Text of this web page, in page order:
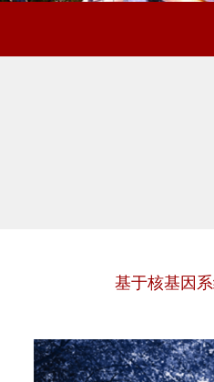
基于核基因